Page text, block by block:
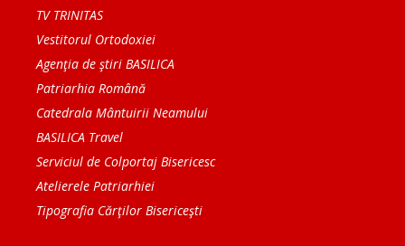
TV TRINITAS
Vestitorul Ortodoxiei
Agenţia de ştiri BASILICA
Patriarhia Română
Catedrala Mântuirii Neamului
BASILICA Travel
Serviciul de Colportaj Bisericesc
Atelierele Patriarhiei
Tipografia Cărţilor Bisericeşti